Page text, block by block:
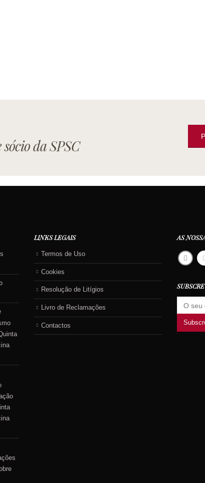
da SPSC
LINKS LEGAIS
Termos de Uso
Cookies
Resolução de Litígios
Livro de Reclamações
Contactos
AS